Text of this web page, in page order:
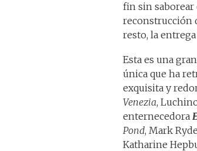
fin sin saborear
reconstrucción
resto, la
Esta es una
única que ha
exquisita y
Venezia,
enternecedora
Pond, Mark
Katharine